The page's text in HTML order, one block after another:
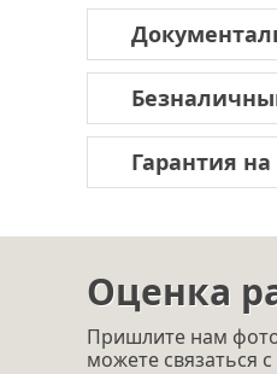
Гарантия
Оценка
Пришлите нам
можете связаться